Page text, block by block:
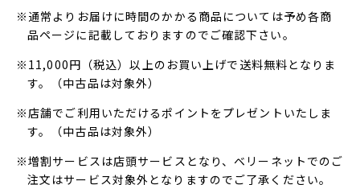
※通常よりお届けに時間のかかる商品については予め各商
品ページに記載しておりますのでご確認下さい。
※11,000円（税込）以上のお買い上げで送料無料となりま
す。（中古品は対象外）
※店舗でご利用いただけるポイントをプレゼントいたしま
す。（中古品は対象外）
※増割サービスは店頭サービスとなり、ベリーネットでのご
注文はサービス対象外となりますのでご了承ください。